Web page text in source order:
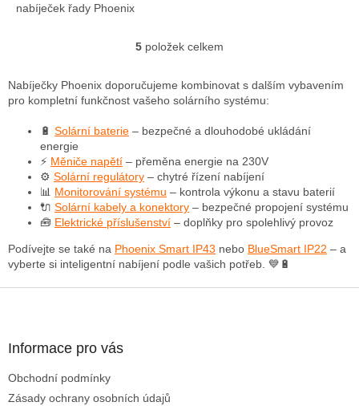
nabíječek řady Phoenix
O
á
a
í
p
r
v
k
v
ý
5 položek celkem
Nabíječky Phoenix doporučujeme kombinovat s dalším vybavením
pro kompletní funkčnost vašeho solárního systému:
🔋 Solární baterie – bezpečné a dlouhodobé ukládání
energie
⚡ Měniče napětí – přeměna energie na 230V
⚙️ Solární regulátory – chytré řízení nabíjení
📊 Monitorování systému – kontrola výkonu a stavu baterií
🔌 Solární kabely a konektory – bezpečné propojení systému
🧰 Elektrické příslušenství – doplňky pro spolehlivý provoz
Podívejte se také na Phoenix Smart IP43 nebo BlueSmart IP22 – a
vyberte si inteligentní nabíjení podle vašich potřeb. 💙🔋
Informace pro vás
Obchodní podmínky
Zásady ochrany osobních údajů